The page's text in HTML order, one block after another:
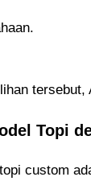
Topi
custom